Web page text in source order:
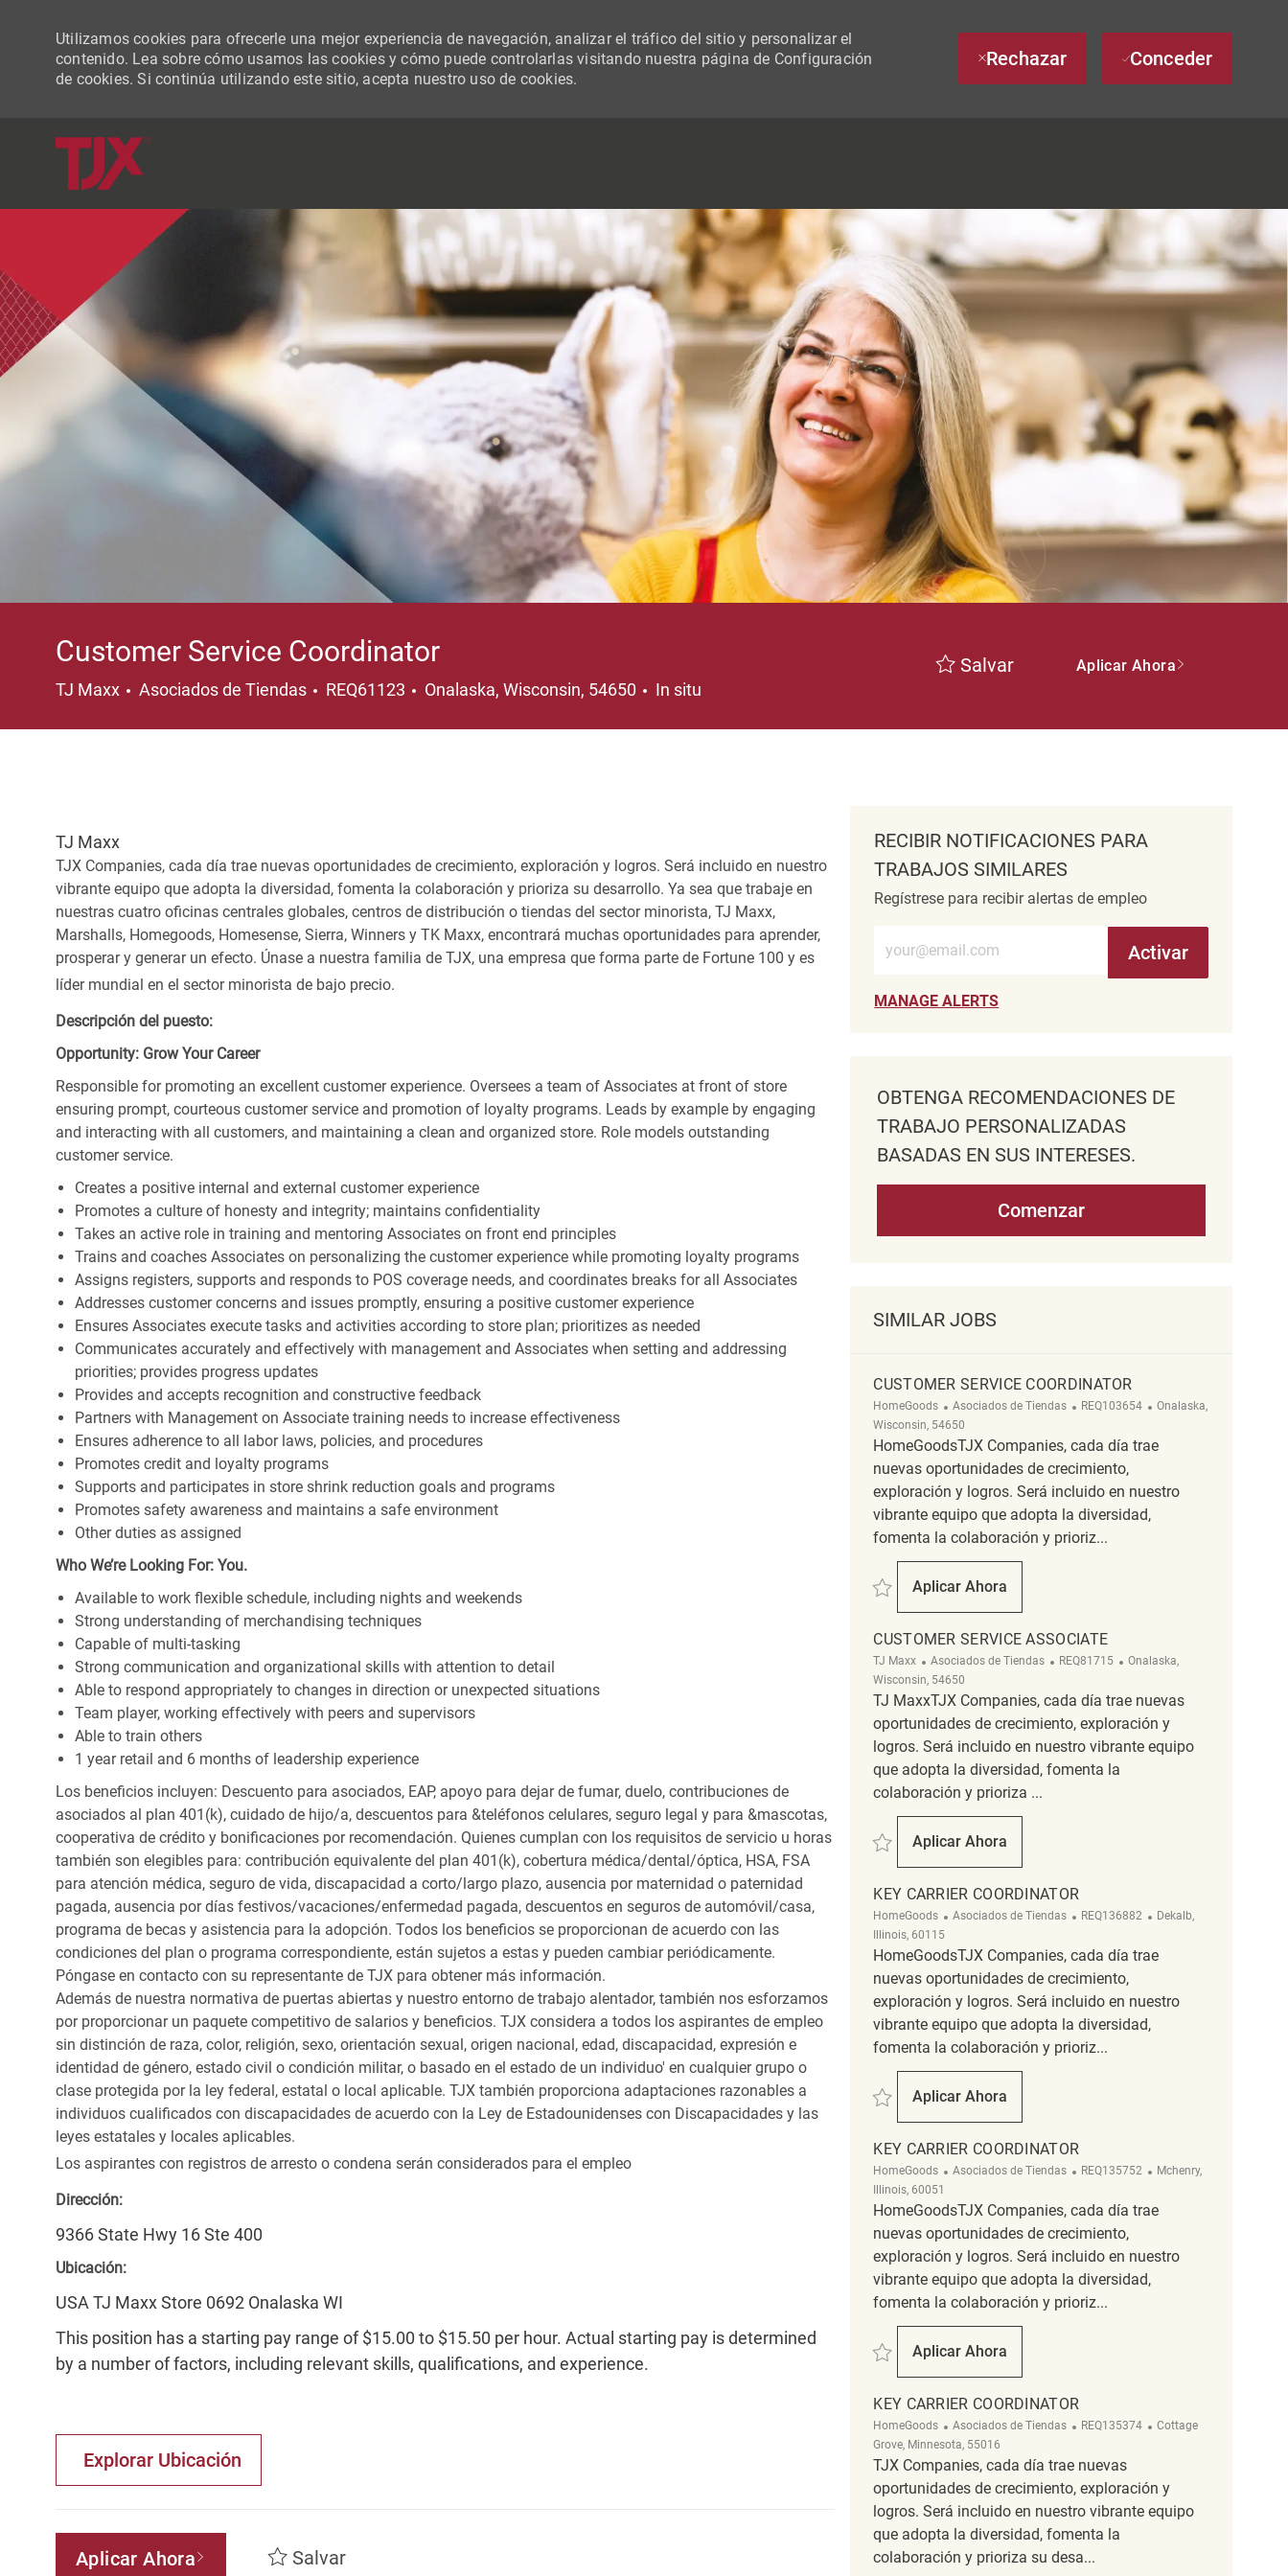
Utilizamos cookies para ofrecerle una mejor experiencia de navegación, analizar el tráfico del sitio y personalizar el
contenido. Lea sobre cómo usamos las cookies y cómo puede controlarlas visitando nuestra página de Configuración
de cookies. Si continúa utilizando este sitio, acepta nuestro uso de cookies.
Rechazar Conceder
Customer Service Coordinator
TJ Maxx Categoría
Asociados de Tiendas REQ61123 Ubicación
Onalaska, Wisconsin, 54650 In situ
Salvar Aplicar Ahora
TJ Maxx
TJX Companies, cada día trae nuevas oportunidades de crecimiento, exploración y logros. Será incluido en nuestro
vibrante equipo que adopta la diversidad, fomenta la colaboración y prioriza su desarrollo. Ya sea que trabaje en
nuestras cuatro oficinas centrales globales, centros de distribución o tiendas del sector minorista, TJ Maxx,
Marshalls, Homegoods, Homesense, Sierra, Winners y TK Maxx, encontrará muchas oportunidades para aprender,
prosperar y generar un efecto. Únase a nuestra familia de TJX, una empresa que forma parte de Fortune 100 y es
líder mundial en el sector minorista de bajo precio.
Descripción del puesto:
Opportunity: Grow Your Career
Responsible for promoting an excellent customer experience. Oversees a team of Associates at front of store
ensuring prompt, courteous customer service and promotion of loyalty programs. Leads by example by engaging
and interacting with all customers, and maintaining a clean and organized store. Role models outstanding
customer service.
Creates a positive internal and external customer experience
Promotes a culture of honesty and integrity; maintains confidentiality
Takes an active role in training and mentoring Associates on front end principles
Trains and coaches Associates on personalizing the customer experience while promoting loyalty programs
Assigns registers, supports and responds to POS coverage needs, and coordinates breaks for all Associates
Addresses customer concerns and issues promptly, ensuring a positive customer experience
Ensures Associates execute tasks and activities according to store plan; prioritizes as needed
Communicates accurately and effectively with management and Associates when setting and addressing
priorities; provides progress updates
Provides and accepts recognition and constructive feedback
Partners with Management on Associate training needs to increase effectiveness
Ensures adherence to all labor laws, policies, and procedures
Promotes credit and loyalty programs
Supports and participates in store shrink reduction goals and programs
Promotes safety awareness and maintains a safe environment
Other duties as assigned
Who We’re Looking For: You.
Available to work flexible schedule, including nights and weekends
Strong understanding of merchandising techniques
Capable of multi-tasking
Strong communication and organizational skills with attention to detail
Able to respond appropriately to changes in direction or unexpected situations
Team player, working effectively with peers and supervisors
Able to train others
1 year retail and 6 months of leadership experience
Los beneficios incluyen: Descuento para asociados, EAP, apoyo para dejar de fumar, duelo, contribuciones de
asociados al plan 401(k), cuidado de hijo/a, descuentos para &teléfonos celulares, seguro legal y para &mascotas,
cooperativa de crédito y bonificaciones por recomendación. Quienes cumplan con los requisitos de servicio u horas
también son elegibles para: contribución equivalente del plan 401(k), cobertura médica/dental/óptica, HSA, FSA
para atención médica, seguro de vida, discapacidad a corto/largo plazo, ausencia por maternidad o paternidad
pagada, ausencia por días festivos/vacaciones/enfermedad pagada, descuentos en seguros de automóvil/casa,
programa de becas y asistencia para la adopción. Todos los beneficios se proporcionan de acuerdo con las
condiciones del plan o programa correspondiente, están sujetos a estas y pueden cambiar periódicamente.
Póngase en contacto con su representante de TJX para obtener más información.
Además de nuestra normativa de puertas abiertas y nuestro entorno de trabajo alentador, también nos esforzamos
por proporcionar un paquete competitivo de salarios y beneficios. TJX considera a todos los aspirantes de empleo
sin distinción de raza, color, religión, sexo, orientación sexual, origen nacional, edad, discapacidad, expresión e
identidad de género, estado civil o condición militar, o basado en el estado de un individuo' en cualquier grupo o
clase protegida por la ley federal, estatal o local aplicable. TJX también proporciona adaptaciones razonables a
individuos cualificados con discapacidades de acuerdo con la Ley de Estadounidenses con Discapacidades y las
leyes estatales y locales aplicables.
Los aspirantes con registros de arresto o condena serán considerados para el empleo
Dirección:
9366 State Hwy 16 Ste 400
Ubicación:
USA TJ Maxx Store 0692 Onalaska WI
This position has a starting pay range of $15.00 to $15.50 per hour. Actual starting pay is determined
by a number of factors, including relevant skills, qualifications, and experience.
Explorar Ubicación
Aplicar Ahora Salvar
RECIBIR NOTIFICACIONES PARA
TRABAJOS SIMILARES
Regístrese para recibir alertas de empleo
Introduzca la dirección de correo electrónico (obligatorio)
Activar
MANAGE ALERTS
OBTENGA RECOMENDACIONES DE
TRABAJO PERSONALIZADAS
BASADAS EN SUS INTERESES.
Comenzar
SIMILAR JOBS
CUSTOMER SERVICE COORDINATOR
HomeGoods Categoría
Asociados de Tiendas ReqId
REQ103654 Ubicación
Onalaska,
Wisconsin, 54650
HomeGoodsTJX Companies, cada día trae
nuevas oportunidades de crecimiento,
exploración y logros. Será incluido en nuestro
vibrante equipo que adopta la diversidad,
fomenta la colaboración y prioriz...
Salvar Customer Service Coordinator REQ103654
Aplicar Ahora
Customer Service Coordinator
CUSTOMER SERVICE ASSOCIATE
TJ Maxx Categoría
Asociados de Tiendas ReqId
REQ81715 Ubicación
Onalaska,
Wisconsin, 54650
TJ MaxxTJX Companies, cada día trae nuevas
oportunidades de crecimiento, exploración y
logros. Será incluido en nuestro vibrante equipo
que adopta la diversidad, fomenta la
colaboración y prioriza ...
Salvar Customer Service Associate REQ81715
Aplicar Ahora
Customer Service Associate
KEY CARRIER COORDINATOR
HomeGoods Categoría
Asociados de Tiendas ReqId
REQ136882 Ubicación
Dekalb,
Illinois, 60115
HomeGoodsTJX Companies, cada día trae
nuevas oportunidades de crecimiento,
exploración y logros. Será incluido en nuestro
vibrante equipo que adopta la diversidad,
fomenta la colaboración y prioriz...
Salvar Key Carrier Coordinator REQ136882
Aplicar Ahora
Key Carrier Coordinator
KEY CARRIER COORDINATOR
HomeGoods Categoría
Asociados de Tiendas ReqId
REQ135752 Ubicación
Mchenry,
Illinois, 60051
HomeGoodsTJX Companies, cada día trae
nuevas oportunidades de crecimiento,
exploración y logros. Será incluido en nuestro
vibrante equipo que adopta la diversidad,
fomenta la colaboración y prioriz...
Salvar Key Carrier Coordinator REQ135752
Aplicar Ahora
Key Carrier Coordinator
KEY CARRIER COORDINATOR
HomeGoods Categoría
Asociados de Tiendas ReqId
REQ135374 Ubicación
Cottage
Grove, Minnesota, 55016
TJX Companies, cada día trae nuevas
oportunidades de crecimiento, exploración y
logros. Será incluido en nuestro vibrante equipo
que adopta la diversidad, fomenta la
colaboración y prioriza su desa...